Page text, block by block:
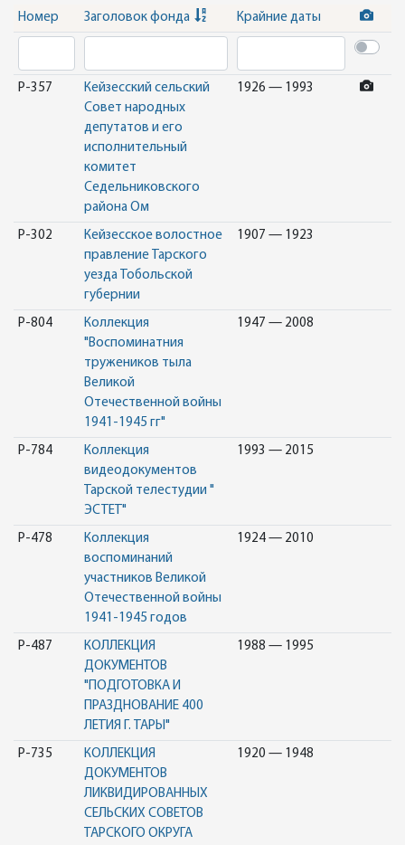
Номер Заголовок фонда Крайние даты
Р-357
Кейзесский сельский
Совет народных
депутатов и его
исполнительный
комитет
Седельниковского
района Ом
1926 — 1993
Р-302
Кейзесское волостное
правление Тарского
уезда Тобольской
губернии
1907 — 1923
Р-804
Коллекция
"Воспоминатния
тружеников тыла
Великой
Отечественной войны
1941-1945 гг"
1947 — 2008
Р-784
Коллекция
видеодокументов
Тарской телестудии "
ЭСТЕТ"
1993 — 2015
Р-478
Коллекция
воспоминаний
участников Великой
Отечественной войны
1941-1945 годов
1924 — 2010
Р-487
КОЛЛЕКЦИЯ
ДОКУМЕНТОВ
"ПОДГОТОВКА И
ПРАЗДНОВАНИЕ 400
ЛЕТИЯ Г. ТАРЫ"
1988 — 1995
Р-735
КОЛЛЕКЦИЯ
ДОКУМЕНТОВ
ЛИКВИДИРОВАННЫХ
СЕЛЬСКИХ СОВЕТОВ
ТАРСКОГО ОКРУГА
1920 — 1948